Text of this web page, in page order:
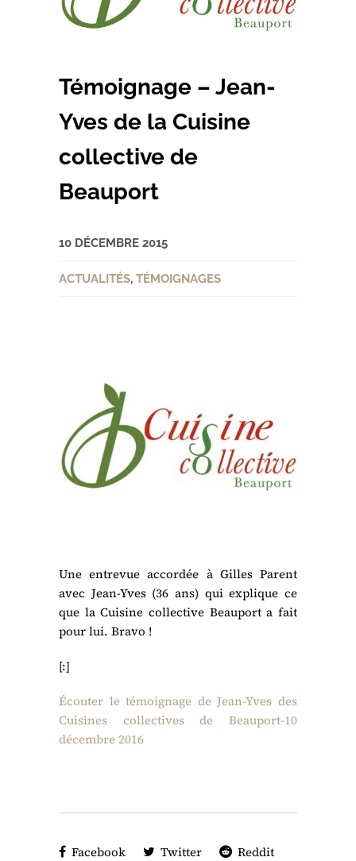
Témoignage – Jean-
Yves de la Cuisine
collective de
Beauport
10 DÉCEMBRE 2015
ACTUALITÉS, TÉMOIGNAGES
Une entrevue accordée à Gilles Parent
avec Jean-Yves (36 ans) qui explique ce
que la Cuisine collective Beauport a fait
pour lui. Bravo !
[:]
Écouter le témoignage de Jean-Yves des
Cuisines collectives de Beauport-10
décembre 2016
Facebook Twitter
Reddit